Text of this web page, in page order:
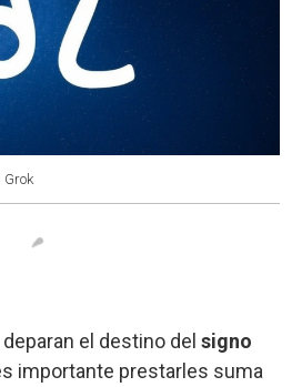
Grok
deparan el destino del signo
importante prestarles suma